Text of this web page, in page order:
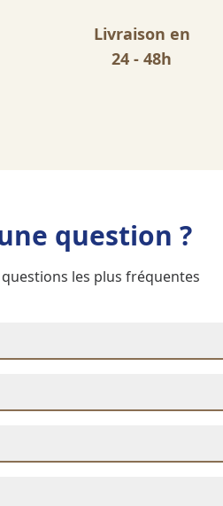
Livraison en
24 - 48h
question ?
les plus fréquentes